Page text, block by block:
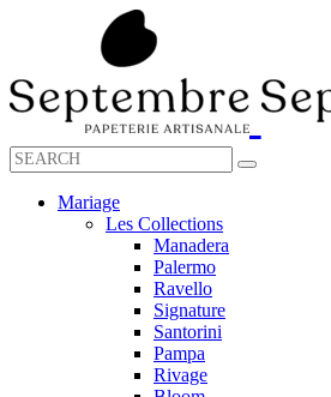
Mariage
Les Collections
Manadera
Palermo
Ravello
Signature
Santorini
Pampa
Rivage